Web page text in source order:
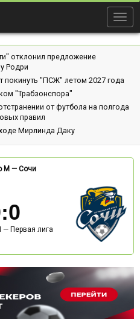
отклонил предложение
Родри
"ПСЖ" летом 2027 года
"Трабзонспора"
от футбола на полгода
правил
Мирлинда Даку
М — Сочи
:0
Первая лига